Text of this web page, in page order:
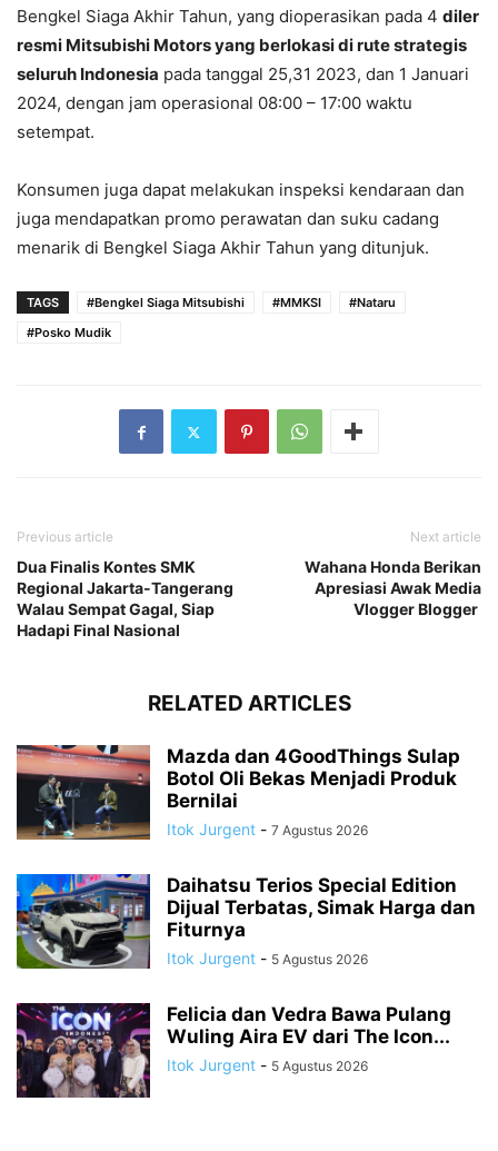
Bengkel Siaga Akhir Tahun, yang dioperasikan pada 4 diler
resmi Mitsubishi Motors yang berlokasi di rute strategis
seluruh Indonesia pada tanggal 25,31 2023, dan 1 Januari
2024, dengan jam operasional 08:00 – 17:00 waktu
setempat.
Konsumen juga dapat melakukan inspeksi kendaraan dan
juga mendapatkan promo perawatan dan suku cadang
menarik di Bengkel Siaga Akhir Tahun yang ditunjuk.
TAGS #Bengkel Siaga Mitsubishi #MMKSI
#Nataru
#Posko Mudik
Previous article
Dua Finalis Kontes SMK
Regional Jakarta-Tangerang
Walau Sempat Gagal, Siap
Hadapi Final Nasional
Next article
Wahana Honda Berikan
Apresiasi Awak Media
Vlogger Blogger
RELATED ARTICLES
Mazda dan 4GoodThings Sulap
Botol Oli Bekas Menjadi Produk
Bernilai
Itok Jurgent - 7 Agustus 2026
Daihatsu Terios Special Edition
Dijual Terbatas, Simak Harga dan
Fiturnya
Itok Jurgent - 5 Agustus 2026
Felicia dan Vedra Bawa Pulang
Wuling Aira EV dari The Icon...
Itok Jurgent - 5 Agustus 2026